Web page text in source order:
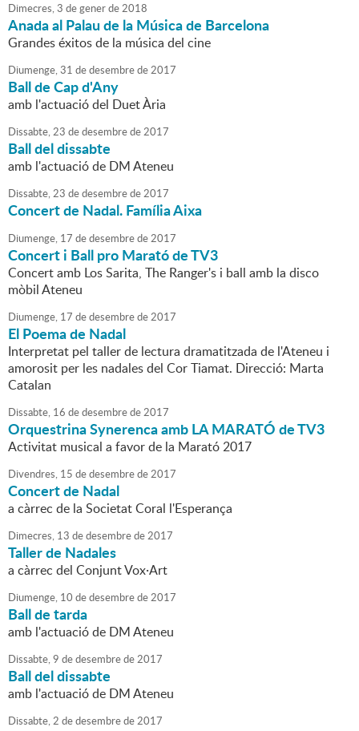
Dimecres,3 degenerde2018
Anada al Palau de la Música de Barcelona
Grandes éxitos de la música del cine
Diumenge,31 dedesembrede2017
Ball de Cap d'Any
amb l'actuació del Duet Ària
Dissabte,23 dedesembrede2017
Ball del dissabte
amb l'actuació de DM Ateneu
Dissabte,23 dedesembrede2017
Concert de Nadal. Família Aixa
Diumenge, 17 dedesembrede2017
Concert i Ball pro Marató de TV3
Concert amb Los Sarita, The Ranger's i ball amb la disco
mòbil Ateneu
Diumenge, 17 dedesembrede2017
El Poema de Nadal
Interpretat pel taller de lectura dramatitzada de l'Ateneu i
amorosit per les nadales del Cor Tiamat. Direcció: Marta
Catalan
Dissabte, 16 dedesembrede2017
Orquestrina Synerenca amb LA MARATÓ de TV3
Activitat musical a favor de la Marató 2017
Divendres, 15 dedesembrede2017
Concert de Nadal
a càrrec de la Societat Coral l'Esperança
Dimecres, 13 dedesembrede2017
Taller de Nadales
a càrrec del Conjunt Vox·Art
Diumenge, 10 dedesembrede2017
Ball de tarda
amb l'actuació de DM Ateneu
Dissabte,9 dedesembrede2017
Ball del dissabte
amb l'actuació de DM Ateneu
Dissabte,2 dedesembrede2017